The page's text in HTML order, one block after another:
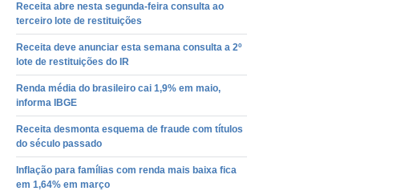
Receita abre nesta segunda-feira consulta ao
terceiro lote de restituições
Receita deve anunciar esta semana consulta a 2º
lote de restituições do IR
Renda média do brasileiro cai 1,9% em maio,
informa IBGE
Receita desmonta esquema de fraude com títulos
do século passado
Inflação para famílias com renda mais baixa fica
em 1,64% em março